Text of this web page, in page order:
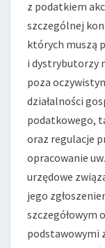
z podatkiem
szczególnej
których muszą
i dystrybutorzy
poza
działalności
podatkowego,
oraz regulacje
opracowanie
urzędowe
jego
szczegółowym
podstawowymi